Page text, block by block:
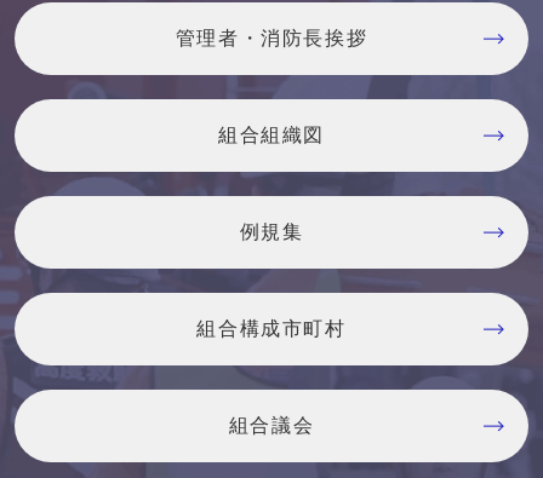
管理者・消防長挨拶
組合組織図
例規集
組合構成市町村
組合議会